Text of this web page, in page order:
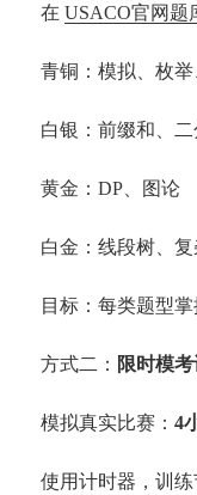
在USACO官网题
青铜：模拟、枚举
白银：前缀和、二
黄金：DP、图论
白金：线段树、复
目标：每类题型
方式二： 限时模
模拟真实比赛：4
使用计时器，训